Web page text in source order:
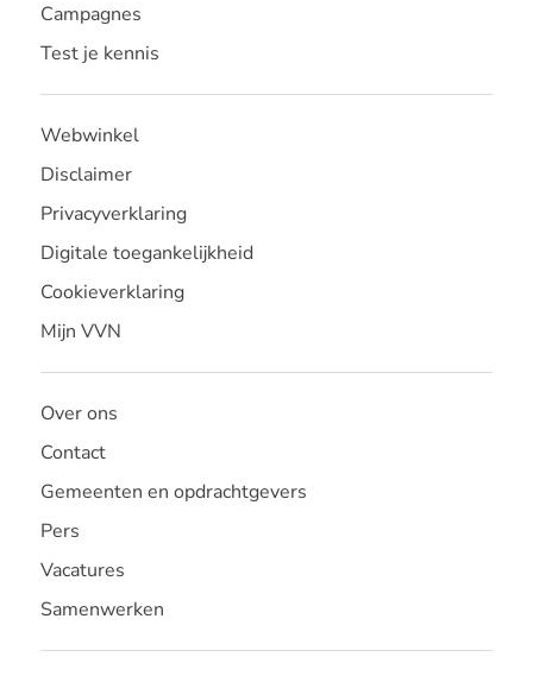
Campagnes
Test je kennis
Webwinkel
Disclaimer
Privacyverklaring
Digitale toegankelijkheid
Cookieverklaring
Mijn VVN
Over ons
Contact
Gemeenten en opdrachtgevers
Pers
Vacatures
Samenwerken